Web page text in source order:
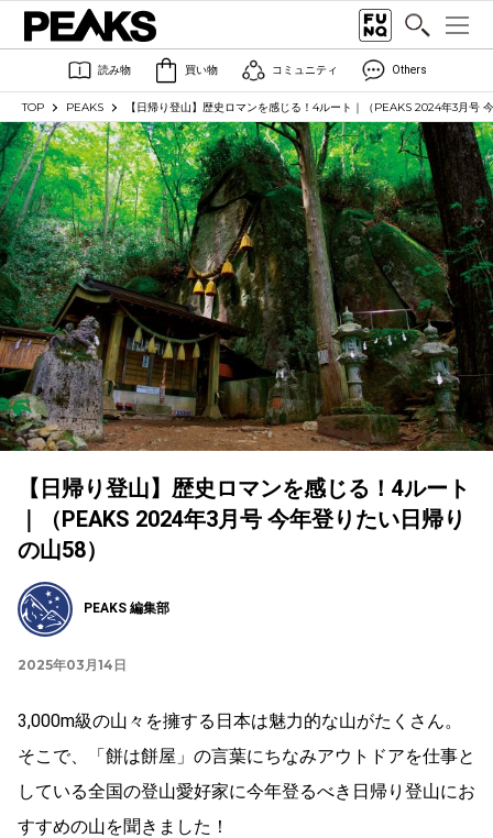
読み物 買い物 コミュニティ Others
TOP PEAKS 【日帰り登山】歴史ロマンを感じる！4ルート｜（PEAKS 2024年3月号
【日帰り登山】歴史ロマンを感じる！4ルート
｜（PEAKS 2024年3月号 今年登りたい日帰り
の山58）
PEAKS 編集部
2025年03月14日
3,000m級の山々を擁する日本は魅力的な山がたくさん。
そこで、「餅は餅屋」の言葉にちなみアウトドアを仕事と
している全国の登山愛好家に今年登るべき日帰り登山にお
すすめの山を聞きました！